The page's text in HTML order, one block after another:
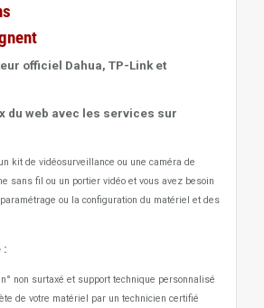
officiel Dahua, TP-Link et
du web avec les services sur
kit de vidéosurveillance ou une caméra de
sans fil ou un portier vidéo et vous avez besoin
ou la configuration du matériel et des
:
non surtaxé et support technique personnalisé
de votre matériel par un technicien certifié